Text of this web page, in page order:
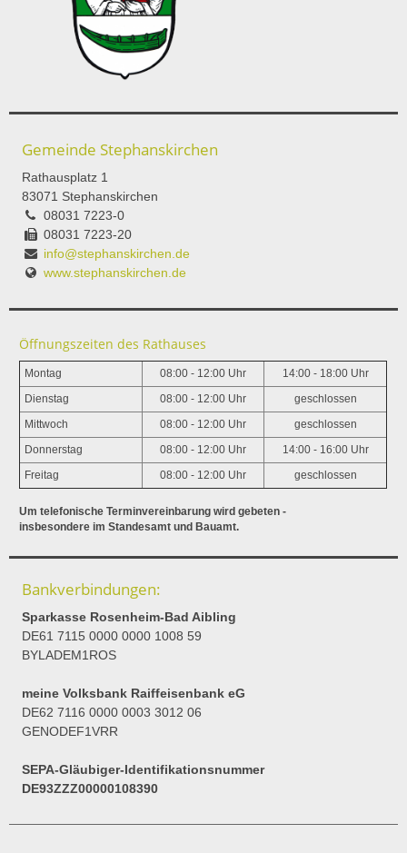
Gemeinde Stephanskirchen
Rathausplatz 1
83071 Stephanskirchen
08031 7223-0
08031 7223-20
info@stephanskirchen.de
www.stephanskirchen.de
Öffnungszeiten des Rathauses
Montag 08:00 - 12:00 Uhr 14:00 - 18:00 Uhr
Dienstag 08:00 - 12:00 Uhr geschlossen
Mittwoch 08:00 - 12:00 Uhr geschlossen
Donnerstag 08:00 - 12:00 Uhr 14:00 - 16:00 Uhr
Freitag 08:00 - 12:00 Uhr geschlossen
Um telefonische Terminvereinbarung wird gebeten -
insbesondere im Standesamt und Bauamt.
Bankverbindungen:
Sparkasse Rosenheim-Bad Aibling
DE61 7115 0000 0000 1008 59
BYLADEM1ROS
meine Volksbank Raiffeisenbank eG
DE62 7116 0000 0003 3012 06
GENODEF1VRR
SEPA-Gläubiger-Identifikationsnummer
DE93ZZZ00000108390